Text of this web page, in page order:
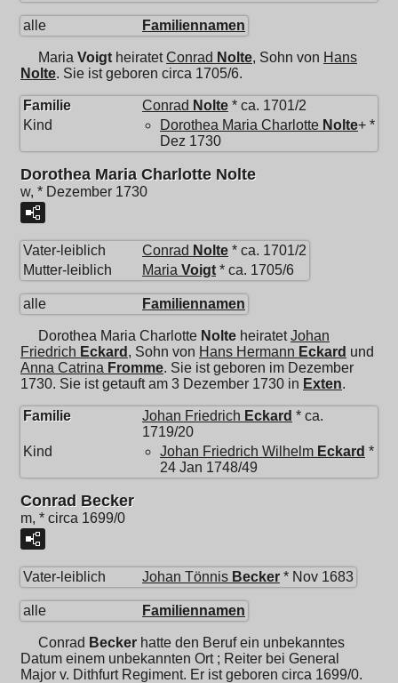
alle Familiennamen
Maria Voigt heiratetConrad Nolte, Sohn von Hans
Nolte. Sie ist geboren circa 1705/6.
Familie Conrad Nolte * ca. 1701/2
Kind
Dorothea Maria Charlotte Nolte+ *
Dez 1730
Dorothea Maria Charlotte Nolte
w, * Dezember 1730
Vater-leiblich Conrad Nolte * ca. 1701/2
Mutter-leiblich
Maria Voigt * ca. 1705/6
alle Familiennamen
Dorothea Maria Charlotte Nolte heiratetJohan
Friedrich Eckard , Sohn von Hans Hermann Eckard und
Anna Catrina Fromme. Sie ist geboren im Dezember
1730. Sie ist getauft am 3 Dezember 1730 in Exten.
Familie Johan Friedrich Eckard * ca.
1719/20
Kind
Johan Friedrich Wilhelm Eckard *
24 Jan 1748/49
Conrad Becker
m, * circa 1699/0
Vater-leiblich Johan Tönnis Becker * Nov 1683
alle Familiennamen
Conrad Becker hatte den Beruf ein unbekanntes
Datum einem unbekannten Ort ; Reiter bei General
Major v. Dithfurt Regiment. Er ist geboren circa 1699/0.